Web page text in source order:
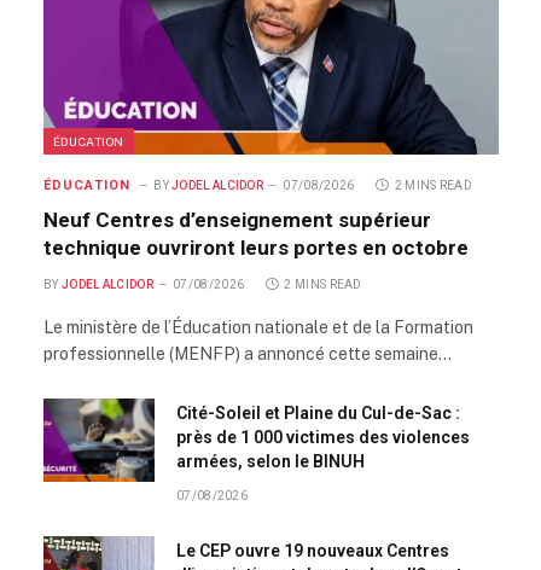
ÉDUCATION
ÉDUCATION BY JODEL ALCIDOR 07/08/2026 2 MINS READ
Neuf Centres d’enseignement supérieur
technique ouvriront leurs portes en octobre
BY JODEL ALCIDOR 07/08/2026 2 MINS READ
Le ministère de l’Éducation nationale et de la Formation
professionnelle (MENFP) a annoncé cette semaine…
Cité-Soleil et Plaine du Cul-de-Sac :
près de 1 000 victimes des violences
armées, selon le BINUH
07/08/2026
Le CEP ouvre 19 nouveaux Centres